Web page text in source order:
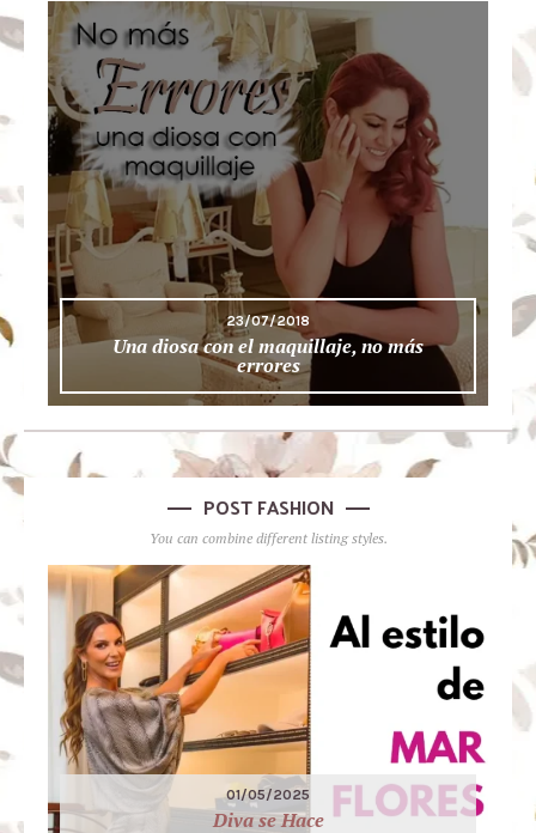
23/07/2018
Una diosa con el maquillaje, no más
errores
POST FASHION
You can combine different listing styles.
01/05/2025
Diva se Hace